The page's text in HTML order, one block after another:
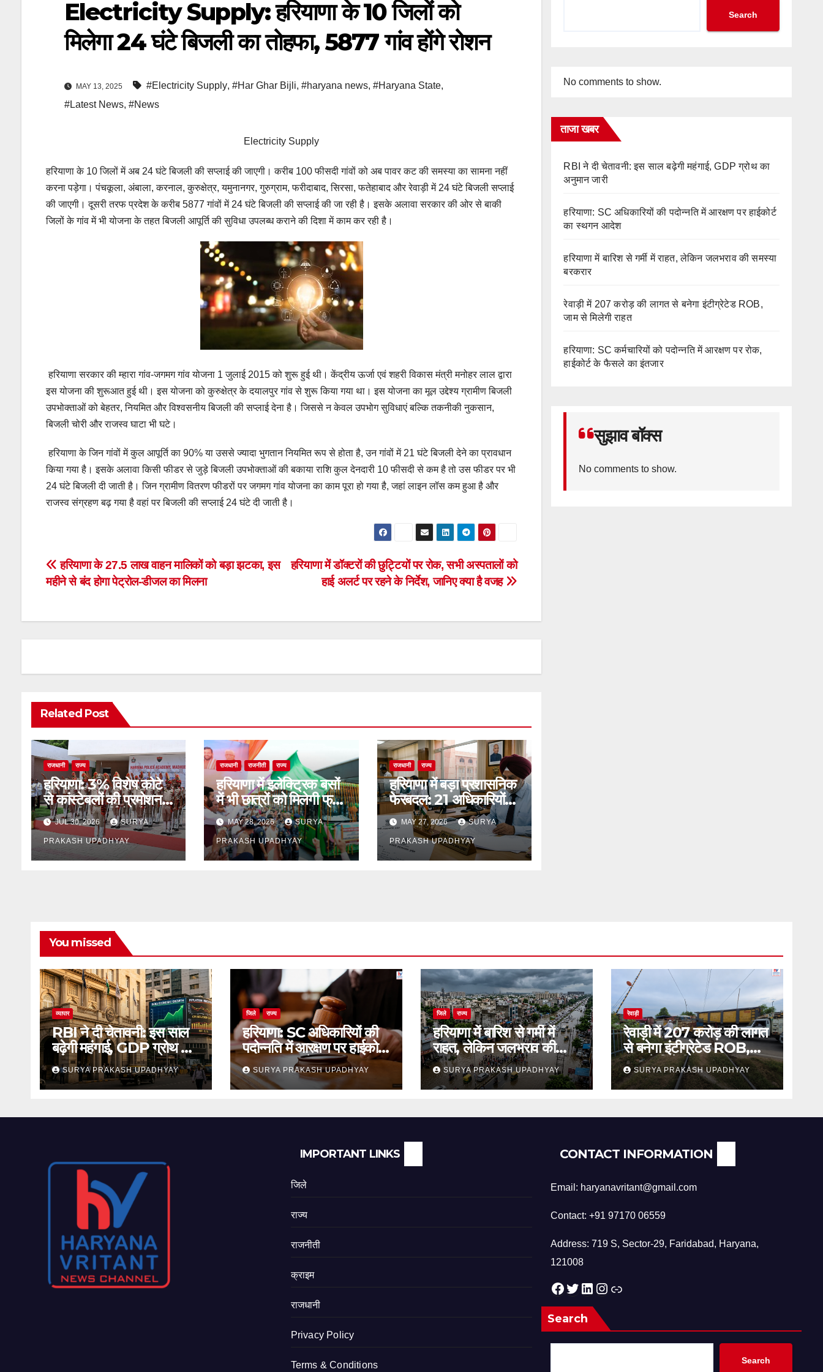
Electricity Supply: हरियाणा के 10 जिलों को
मिलेगा 24 घंटे बिजली का तोहफा, 5877 गांव होंगे रोशन
MAY 13, 2025 #Electricity Supply, #Har Ghar Bijli, #haryana news, #Haryana State,
#Latest News, #News
Electricity Supply
हरियाणा के 10 जिलों में अब 24 घंटे बिजली की सप्लाई की जाएगी। करीब 100 फीसदी गांवों को अब पावर कट की समस्या का सामना नहीं
करना पड़ेगा। पंचकूला, अंबाला, करनाल, कुरुक्षेत्र, यमुनानगर, गुरुग्राम, फरीदाबाद, सिरसा, फतेहाबाद और रेवाड़ी में 24 घंटे बिजली सप्लाई
की जाएगी। दूसरी तरफ प्रदेश के करीब 5877 गांवों में 24 घंटे बिजली की सप्लाई की जा रही है। इसके अलावा सरकार की ओर से बाकी
जिलों के गांव में भी योजना के तहत बिजली आपूर्ति की सुविधा उपलब्ध कराने की दिशा में काम कर रही है।
हरियाणा सरकार की म्हारा गांव-जगमग गांव योजना 1 जुलाई 2015 को शुरू हुई थी। केंद्रीय ऊर्जा एवं शहरी विकास मंत्री मनोहर लाल द्वारा
इस योजना की शुरूआत हुई थी। इस योजना को कुरुक्षेत्र के दयालपुर गांव से शुरू किया गया था। इस योजना का मूल उद्देश्य ग्रामीण बिजली
उपभोक्ताओं को बेहतर, नियमित और विश्वसनीय बिजली की सप्लाई देना है। जिससे न केवल उपभोग सुविधाएं बल्कि तकनीकी नुकसान,
बिजली चोरी और राजस्व घाटा भी घटे।
हरियाणा के जिन गांवों में कुल आपूर्ति का 90% या उससे ज्यादा भुगतान नियमित रूप से होता है, उन गांवों में 21 घंटे बिजली देने का प्रावधान
किया गया है। इसके अलावा किसी फीडर से जुड़े बिजली उपभोक्ताओं की बकाया राशि कुल देनदारी 10 फीसदी से कम है तो उस फीडर पर भी
24 घंटे बिजली दी जाती है। जिन ग्रामीण वितरण फीडरों पर जगमग गांव योजना का काम पूरा हो गया है, जहां लाइन लॉस कम हुआ है और
राजस्व संग्रहण बढ़ गया है वहां पर बिजली की सप्लाई 24 घंटे दी जाती है।
Post
navigation
हरियाणा में डॉक्टरों की छुट्टियों पर रोक, सभी अस्पतालों को
हाई अलर्ट पर रहने के निर्देश, जानिए क्या है वजह
हरियाणा के 27.5 लाख वाहन मालिकों को बड़ा झटका, इस
महीने से बंद होगा पेट्रोल-डीजल का मिलना
Related Post
राजधानी राज्य
हरियाणा: 3% विशेष कोटे
से कांस्टेबलों की प्रमोशन
शुरू, पुलिसकर्मियों को राहत
JUL 30, 2026 SURYA
PRAKASH UPADHYAY
राजधानी राजनीती राज्य
हरियाणा में इलेक्ट्रिक बसों
में भी छात्रों को मिलेगी फ्री
यात्रा: सीएम सैनी
MAY 28, 2026 SURYA
PRAKASH UPADHYAY
राजधानी राज्य
हरियाणा में बड़ा प्रशासनिक
फेरबदल: 21 अधिकारियों
का तबादला
MAY 27, 2026 SURYA
PRAKASH UPADHYAY
Search
No comments to show.
ताजा खबर
RBI ने दी चेतावनी: इस साल बढ़ेगी महंगाई, GDP ग्रोथ का
अनुमान जारी
हरियाणा: SC अधिकारियों की पदोन्नति में आरक्षण पर हाईकोर्ट
का स्थगन आदेश
हरियाणा में बारिश से गर्मी में राहत, लेकिन जलभराव की समस्या
बरकरार
रेवाड़ी में 207 करोड़ की लागत से बनेगा इंटीग्रेटेड ROB,
जाम से मिलेगी राहत
हरियाणा: SC कर्मचारियों को पदोन्नति में आरक्षण पर रोक,
हाईकोर्ट के फैसले का इंतजार
सुझाव बॉक्स
No comments to show.
You missed
व्यापार
RBI ने दी चेतावनी: इस साल
बढ़ेगी महंगाई, GDP ग्रोथ का
अनुमान जारी
SURYA PRAKASH UPADHYAY
जिले राज्य
हरियाणा: SC अधिकारियों की
पदोन्नति में आरक्षण पर हाईकोर्ट
का स्थगन आदेश
SURYA PRAKASH UPADHYAY
जिले राज्य
हरियाणा में बारिश से गर्मी में
राहत, लेकिन जलभराव की
समस्या बरकरार
SURYA PRAKASH UPADHYAY
रेवाड़ी
रेवाड़ी में 207 करोड़ की लागत
से बनेगा इंटीग्रेटेड ROB,
जाम से मिलेगी राहत
SURYA PRAKASH UPADHYAY
IMPORTANT LINKS
जिले
राज्य
राजनीती
क्राइम
राजधानी
Privacy Policy
Terms & Conditions
CONTACT INFORMATION
Email: haryanavritant@gmail.com
Contact: +91 97170 06559
Address: 719 S, Sector-29, Faridabad, Haryana,
121008
Facebook Twitter LinkedIn Instagram Link
Search
Search